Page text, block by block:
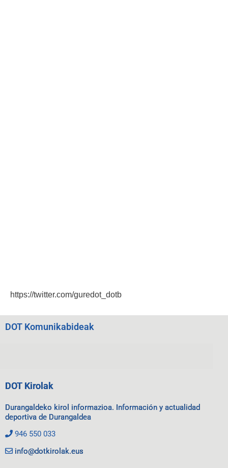
https://twitter.com/guredot_dotb
DOT Komunikabideak
DOT Kirolak
Durangaldeko kirol informazioa. Información y actualidad
deportiva de Durangaldea
946 550 033
info@dotkirolak.eus